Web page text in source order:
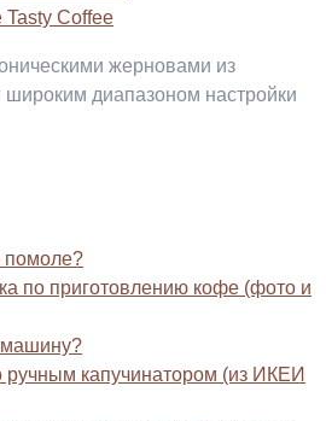
Tasty Coffee
жерновами из
диапазоном настройки
помоле?
по приготовлению кофе (фото и
ручным капучинатором (из ИКЕИ